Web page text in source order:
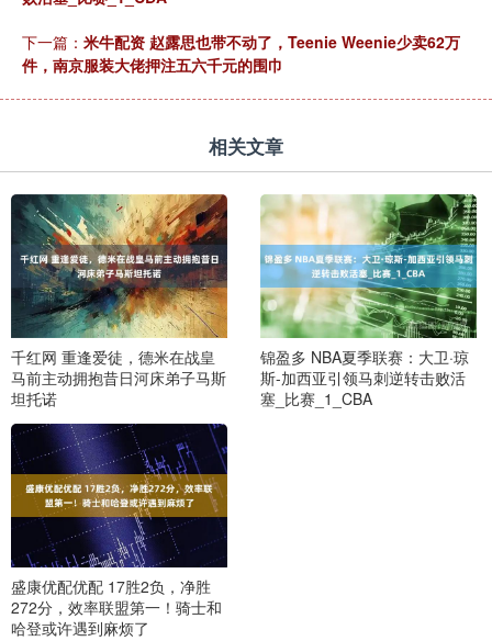
下一篇： 米牛配资 赵露思也带不动了，Teenie Weenie少卖62万
件，南京服装大佬押注五六千元的围巾
相关文章
千红网 重逢爱徒，德米在战皇
马前主动拥抱昔日河床弟子马斯
坦托诺
锦盈多 NBA夏季联赛：大卫·琼
斯-加西亚引领马刺逆转击败活
塞_比赛_1_CBA
盛康优配优配 17胜2负，净胜
272分，效率联盟第一！骑士和
哈登或许遇到麻烦了